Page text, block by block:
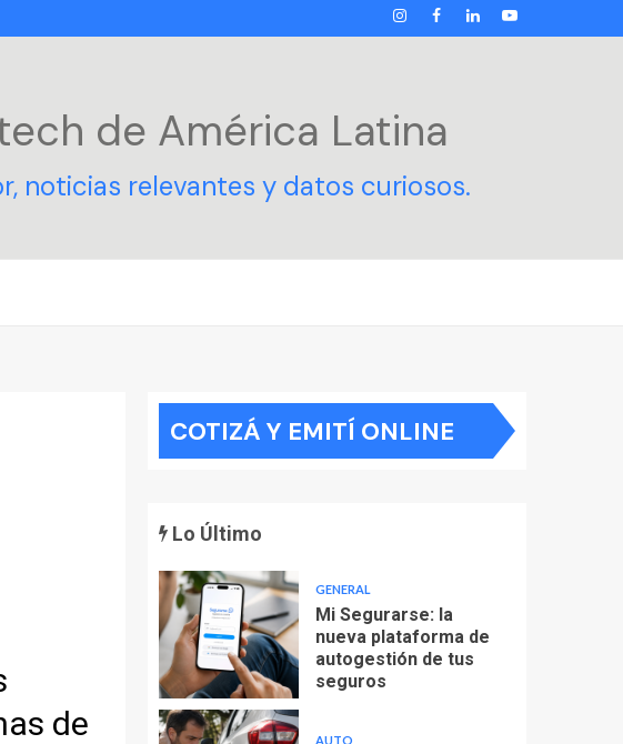
INSTAGRAM
FACEBOOK
LINKEDIN
YOUTUBE
de América Latina
noticias relevantes y datos curiosos.
de
COTIZÁ Y EMITÍ ONLINE
Lo Último
GENERAL
Mi Segurarse: la
nueva plataforma de
autogestión de tus
seguros
AUTO